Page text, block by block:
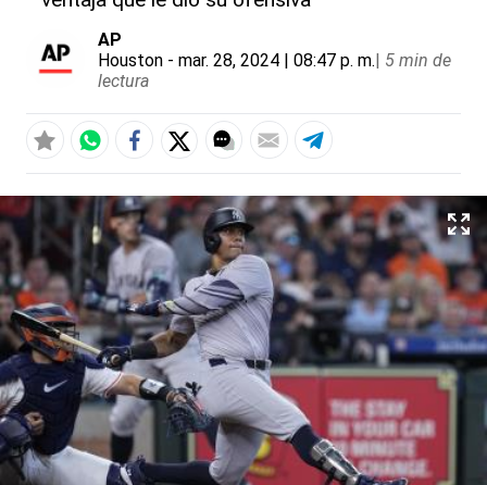
AP
Houston - mar. 28, 2024 | 08:47 p. m.| 5 min de
lectura